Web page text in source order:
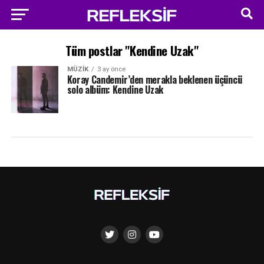
Tüm postlar "Kendine Uzak"
MÜZIK 3 ay önce
Koray Candemir’den merakla beklenen üçüncü
solo albüm: Kendine Uzak